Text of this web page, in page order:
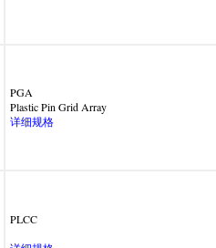
PGA
Plastic Pin Grid Array
详细规格
PLCC